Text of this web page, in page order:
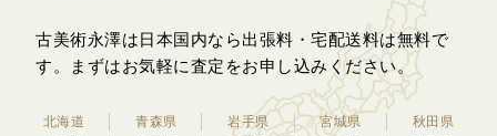
古美術永澤は日本国内なら出張料・宅配送料は無料で
す。
まずはお気軽に査定をお申し込みください。
北海道 青森県 岩手県 宮城県
秋田県